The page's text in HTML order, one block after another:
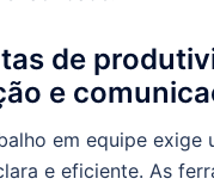
de
e
em equipe exige
e eficiente. As